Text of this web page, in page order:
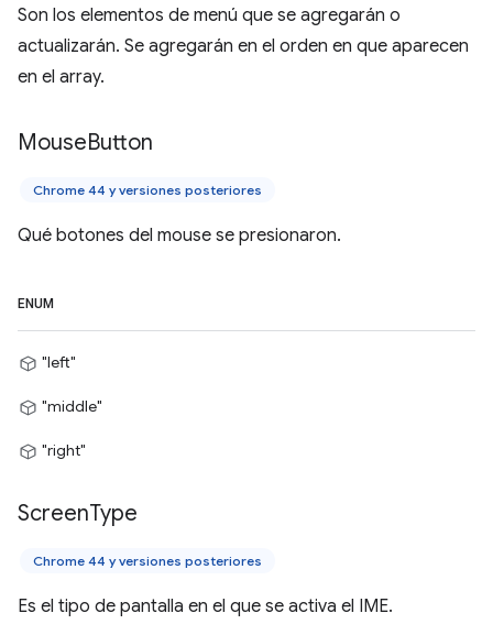
Son los elementos de menú que se agregarán o
actualizarán. Se agregarán en el orden en que aparecen
en el array.
MouseButton
Chrome 44 y versiones posteriores
Qué botones del mouse se presionaron.
ENUM
"left"
"middle"
"right"
ScreenType
Chrome 44 y versiones posteriores
Es el tipo de pantalla en el que se activa el IME.